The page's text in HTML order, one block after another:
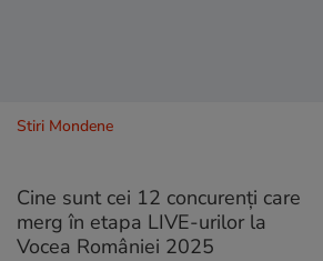
Stiri Mondene
Cine sunt cei 12 concurenți care
merg în etapa LIVE-urilor la
Vocea României 2025